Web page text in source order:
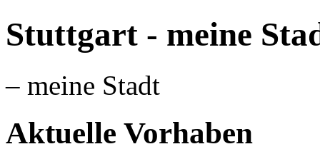
Stuttgart - meine
– meine Stadt
Aktuelle Vorhaben